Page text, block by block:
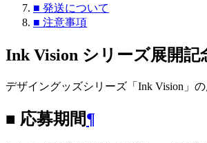
■ 発送について
■ 注意事項
Ink Vision シリーズ展開記
デザイングッズシリーズ「Ink Vision」
■ 応募期間¶